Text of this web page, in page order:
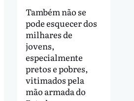
Também não se
pode esquecer dos
milhares de
jovens,
especialmente
pretos e pobres,
vitimados pela
mão armada do